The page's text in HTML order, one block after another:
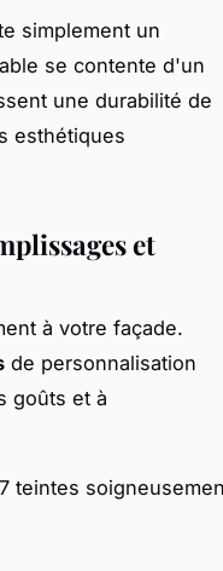
simplement un
se contente d'un
une durabilité de
esthétiques
et
à votre façade.
de personnalisation
goûts et à
teintes